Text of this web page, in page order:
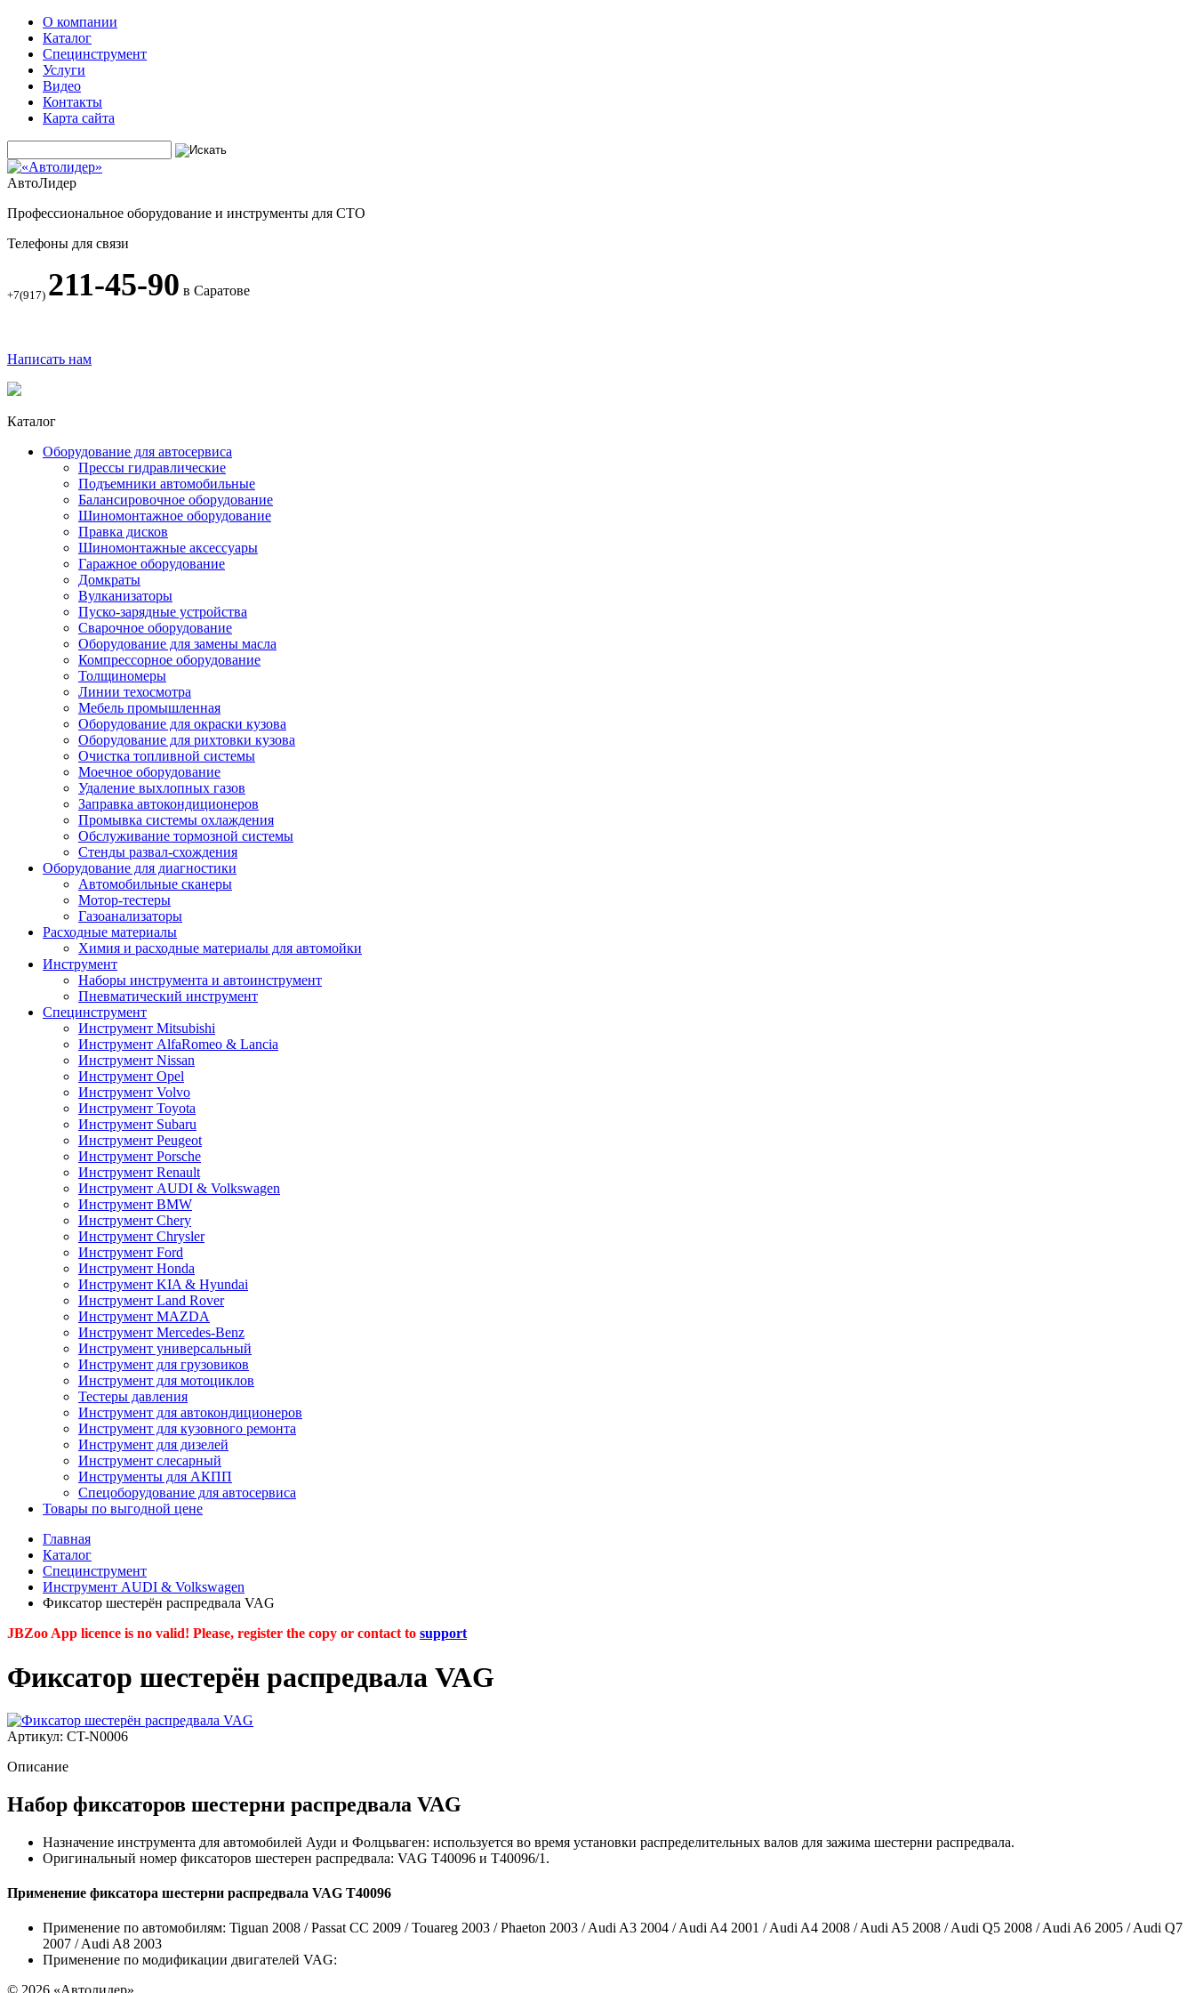
О компании
Каталог
Специнструмент
Услуги
Видео
Контакты
Карта сайта
АвтоЛидер
Профессиональное оборудование и инструменты для СТО
Телефоны для связи
+7(917) 211-45-90 в Саратове
Написать нам
Каталог
Оборудование для автосервиса
Прессы гидравлические
Подъемники автомобильные
Балансировочное оборудование
Шиномонтажное оборудование
Правка дисков
Шиномонтажные аксессуары
Гаражное оборудование
Домкраты
Вулканизаторы
Пуско-зарядные устройства
Сварочное оборудование
Оборудование для замены масла
Компрессорное оборудование
Толщиномеры
Линии техосмотра
Мебель промышленная
Оборудование для окраски кузова
Оборудование для рихтовки кузова
Очистка топливной системы
Моечное оборудование
Удаление выхлопных газов
Заправка автокондиционеров
Промывка системы охлаждения
Обслуживание тормозной системы
Стенды развал-схождения
Оборудование для диагностики
Автомобильные сканеры
Мотор-тестеры
Газоанализаторы
Расходные материалы
Химия и расходные материалы для автомойки
Инструмент
Наборы инструмента и автоинструмент
Пневматический инструмент
Специнструмент
Инструмент Mitsubishi
Инструмент AlfaRomeo & Lancia
Инструмент Nissan
Инструмент Opel
Инструмент Volvo
Инструмент Toyota
Инструмент Subaru
Инструмент Peugeot
Инструмент Porsche
Инструмент Renault
Инструмент AUDI & Volkswagen
Инструмент BMW
Инструмент Chery
Инструмент Chrysler
Инструмент Ford
Инструмент Honda
Инструмент KIA & Hyundai
Инструмент Land Rover
Инструмент MAZDA
Инструмент Mercedes-Benz
Инструмент универсальный
Инструмент для грузовиков
Инструмент для мотоциклов
Тестеры давления
Инструмент для автокондиционеров
Инструмент для кузовного ремонта
Инструмент для дизелей
Инструмент слесарный
Инструменты для АКПП
Спецоборудование для автосервиса
Товары по выгодной цене
Главная
Каталог
Специнструмент
Инструмент AUDI & Volkswagen
Фиксатор шестерён распредвала VAG
JBZoo App licence is no valid! Please, register the copy or contact to support
Фиксатор шестерён распредвала VAG
Артикул: CT-N0006
Описание
Набор фиксаторов шестерни распредвала VAG
Назначение инструмента для автомобилей Ауди и Фолцьваген: используется во время установки распределительных валов для зажима шестерни распредвала.
Оригинальный номер фиксаторов шестерен распредвала: VAG T40096 и T40096/1.
Применение фиксатора шестерни распредвала VAG T40096
Применение по автомобилям: Tiguan 2008 / Passat CC 2009 / Touareg 2003 / Phaeton 2003 / Audi A3 2004 / Audi A4 2001 / Audi A4 2008 / Audi A5 2008 / Audi Q5 2008 / Audi A6 2005 / Audi Q7
2007 / Audi A8 2003
Применение по модификации двигателей VAG: